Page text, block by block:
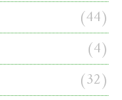
(44)
(4)
(32)